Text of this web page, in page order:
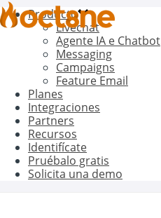
Producto
Livechat
Agente IA e Chatbot
Messaging
Campaigns
Feature Email
Planes
Integraciones
Partners
Recursos
Identifícate
Pruébalo gratis
Solicita una demo